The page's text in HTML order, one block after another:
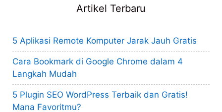
Artikel Terbaru
5 Aplikasi Remote Komputer Jarak Jauh Gratis
Cara Bookmark di Google Chrome dalam 4
Langkah Mudah
5 Plugin SEO WordPress Terbaik dan Gratis!
Mana Favoritmu?